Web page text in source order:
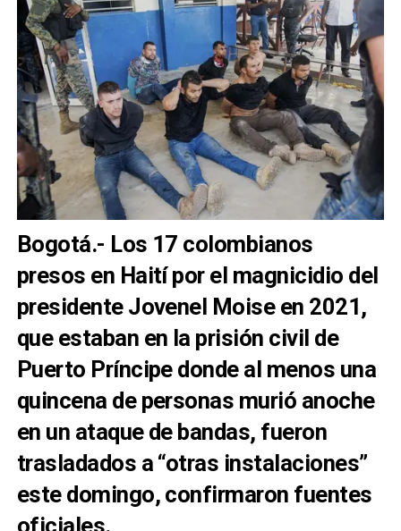
Bogotá.- Los 17 colombianos
presos en Haití por el magnicidio del
presidente Jovenel Moise en 2021,
que estaban en la prisión civil de
Puerto Príncipe donde al menos una
quincena de personas murió anoche
en un ataque de bandas, fueron
trasladados a “otras instalaciones”
este domingo, confirmaron fuentes